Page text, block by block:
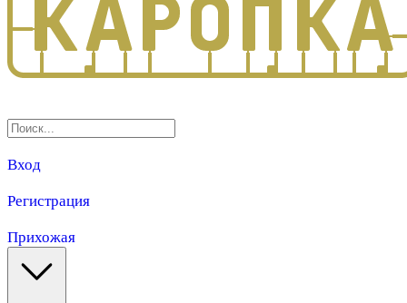
Вход
Регистрация
Прихожая